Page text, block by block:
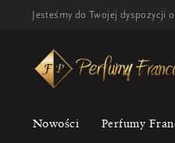
Jesteśmy do Twojej dyspozycji
Nowości Perfumy